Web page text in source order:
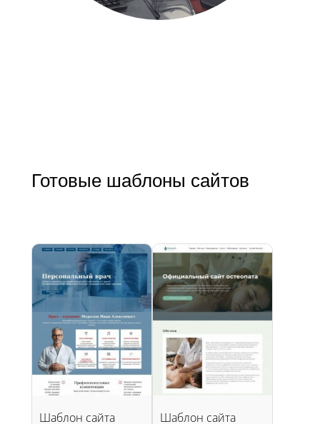
Готовые шаблоны сайтов
Шаблон сайта Шаблон сайта